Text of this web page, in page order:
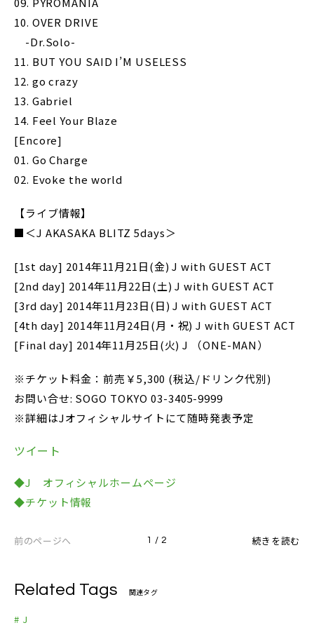
10. OVER DRIVE
-Dr.Solo-
11. BUT YOU SAID I’M USELESS
12. go crazy
13. Gabriel
14. Feel Your Blaze
[Encore]
01. Go Charge
02. Evoke the world
【ライブ情報】
■＜J AKASAKA BLITZ 5days＞
[1st day] 2014年11月21日(金) J with GUEST ACT
[2nd day] 2014年11月22日(土) J with GUEST ACT
[3rd day] 2014年11月23日(日) J with GUEST ACT
[4th day] 2014年11月24日(月・祝) J with GUEST ACT
[Final day] 2014年11月25日(火) J （ONE-MAN）
※チケット料金：前売￥5,300 (税込/ドリンク代別)
お問い合せ: SOGO TOKYO 03-3405-9999
※詳細はJオフィシャルサイトにて随時発表予定
ツイート
◆J オフィシャルホームページ
◆チケット情報
前のページへ 1 / 2 続きを読む
Related Tags 関連タグ
# J